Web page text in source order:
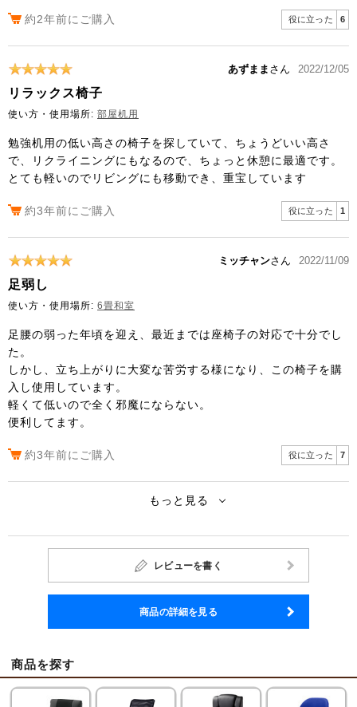
約2年前にご購入 役に立った 6
あずまま さん 2022/12/05
リラックス椅子
使い方・使用場所: 部屋机用
勉強机用の低い高さの椅子を探していて、ちょうどいい高さ
で、リクライニングにもなるので、ちょっと休憩に最適です。
とても軽いのでリビングにも移動でき、重宝しています
約3年前にご購入 役に立った 1
ミッチャンさん 2022/11/09
足弱し
使い方・使用場所: 6畳和室
足腰の弱った年頃を迎え、最近までは座椅子の対応で十分でし
た。
しかし、立ち上がりに大変な苦労する様になり、この椅子を購
入し使用しています。
軽くて低いので全く邪魔にならない。
便利してます。
約3年前にご購入 役に立った 7
もっと見る
レビューを書く
商品の詳細を見る
商品を探す